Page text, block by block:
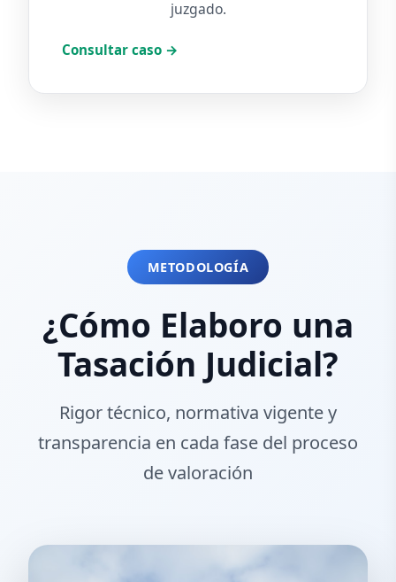
juzgado.
Consultar caso →
METODOLOGÍA
¿Cómo Elaboro una
Tasación Judicial?
Rigor técnico, normativa vigente y
transparencia en cada fase del proceso
de valoración